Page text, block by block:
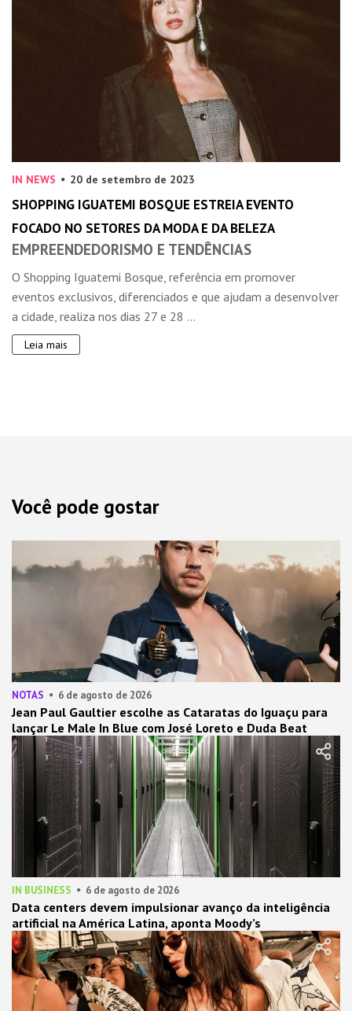
IN NEWS 20 de setembro de 2023
SHOPPING IGUATEMI BOSQUE ESTREIA EVENTO
FOCADO NO SETORES DA MODA E DA BELEZA
EMPREENDEDORISMO E TENDÊNCIAS
O Shopping Iguatemi Bosque, referência em promover
eventos exclusivos, diferenciados e que ajudam a desenvolver
a cidade, realiza nos dias 27 e 28 ...
Leia mais
Você pode gostar
NOTAS 6 de agosto de 2026
Jean Paul Gaultier escolhe as Cataratas do Iguaçu para
lançar Le Male In Blue com José Loreto e Duda Beat
IN BUSINESS 6 de agosto de 2026
Data centers devem impulsionar avanço da inteligência
artificial na América Latina, aponta Moody’s